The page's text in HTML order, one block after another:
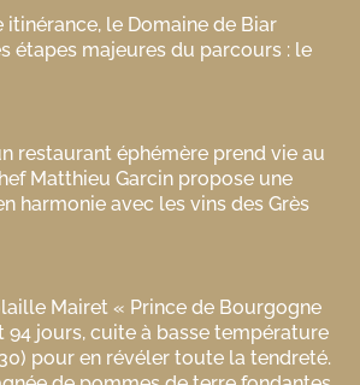
le Domaine de Biar
étapes majeures du parcours : le
restaurant éphémère prend vie au
Matthieu Garcin propose une
harmonie avec les vins des Grès
Mairet « Prince de Bourgogne
94 jours, cuite à basse température
pour en révéler toute la tendreté.